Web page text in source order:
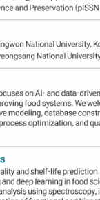
o
and their
; Accepted: